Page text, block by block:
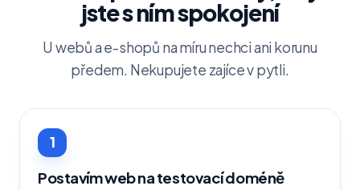
jste s ním spokojení
U webů a e-shopů na míru nechci ani korunu
předem. Nekupujete zajíce v pytli.
1
Postavím web na testovací doméně